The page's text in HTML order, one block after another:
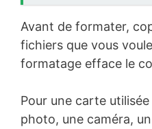
Avant de formater,
fichiers que vous
formatage efface le
Pour une carte
photo, une caméra,